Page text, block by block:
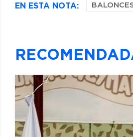
EN ESTA NOTA: